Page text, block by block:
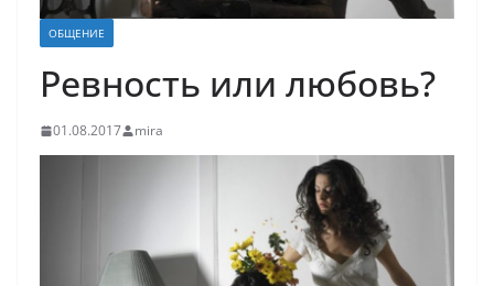
ОБЩЕНИЕ
Ревность или любовь?
01.08.2017 mira